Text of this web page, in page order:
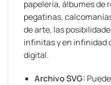
papelería, álbumes de
pegatinas,
de arte, las
infinitas y en infinidad
digital.
Archivo SVG: